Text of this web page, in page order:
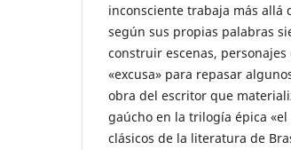
inconsciente trabaja más allá
según sus propias palabras
construir escenas,
«excusa» para repasar
obra del escritor que
gaúcho en la trilogía épica
clásicos de la literatura de